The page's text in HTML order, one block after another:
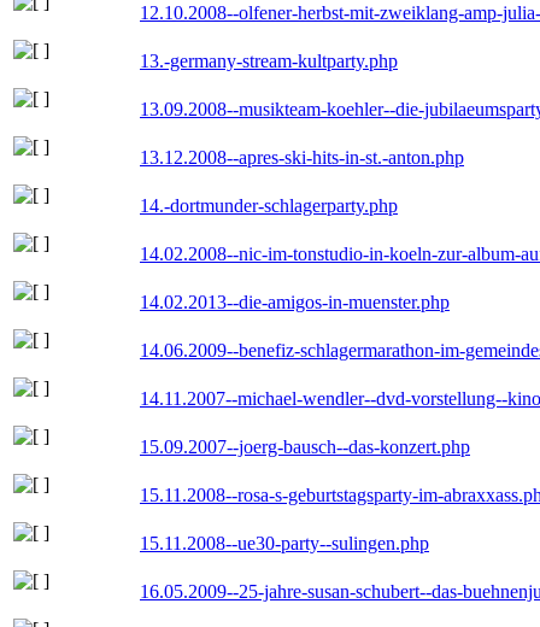
12.10.2008--olfener-herbst-mit-zweiklang-amp-
13.-germany-stream-kultparty.php
13.09.2008--musikteam-koehler--die-
13.12.2008--apres-ski-hits-in-st.-anton.php
14.-dortmunder-schlagerparty.php
14.02.2008--nic-im-tonstudio-in-koeln-zur-album-
14.02.2013--die-amigos-in-muenster.php
14.06.2009--benefiz-schlagermarathon-im-
14.11.2007--michael-wendler--dvd-vorstellung--
15.09.2007--joerg-bausch--das-konzert.php
15.11.2008--rosa-s-geburtstagsparty-im-
15.11.2008--ue30-party--sulingen.php
16.05.2009--25-jahre-susan-schubert--das-